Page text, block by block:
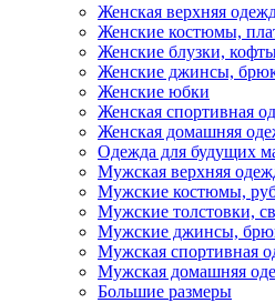
Женская верхняя
Женские костюмы,
Женские блузки,
Женские джинсы,
Женские юбки
Женская спортивная
Женская домашняя
Одежда для будущих
Мужская верхняя
Мужские костюмы,
Мужские толстовки,
Мужские джинсы,
Мужская спортивная
Мужская домашняя
Большие размеры